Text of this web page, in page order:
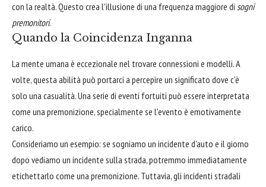
con la realtà. Questo crea l'illusione di una frequenza maggiore di sogni
premonitori.
Quando la Coincidenza Inganna
La mente umana è eccezionale nel trovare connessioni e modelli. A
volte, questa abilità può portarci a percepire un significato dove c'è
solo una casualità. Una serie di eventi fortuiti può essere interpretata
come una premonizione, specialmente se l'evento è emotivamente
carico.
Consideriamo un esempio: se sogniamo un incidente d'auto e il giorno
dopo vediamo un incidente sulla strada, potremmo immediatamente
etichettarlo come una premonizione. Tuttavia, gli incidenti stradali